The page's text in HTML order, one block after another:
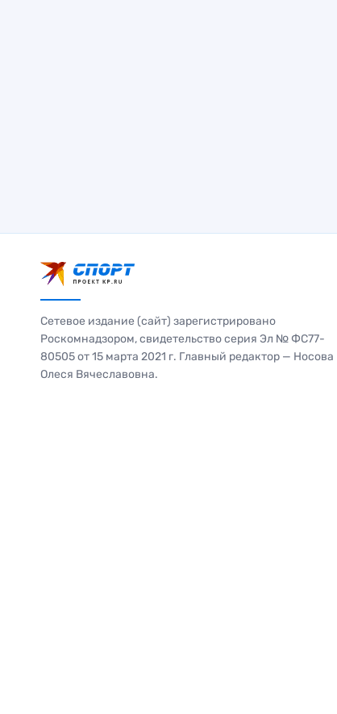
Сетевое издание (сайт) зарегистрировано
Роскомнадзором, свидетельство серия Эл № ФС77-
80505 от 15 марта 2021 г. Главный редактор — Носова
Олеся Вячеславовна.